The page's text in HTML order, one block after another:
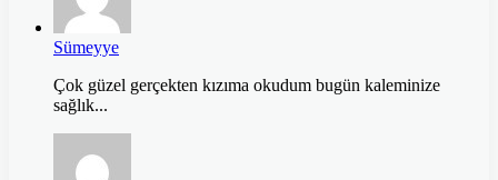
Sümeyye
Çok güzel gerçekten kızıma okudum bugün kaleminize
sağlık...